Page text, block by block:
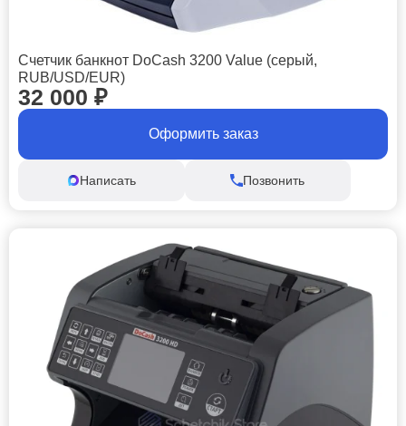
Счетчик банкнот DoCash 3200 Value (серый,
RUB/USD/EUR)
32 000 ₽
Оформить заказ
Написать Позвонить